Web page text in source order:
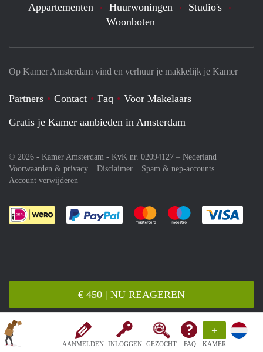
AANMELDEN INLOGGEN GEZOCHT FAQ
+
KAMER
€ 450 | NU REAGEREN
Op Kamer Amsterdam vind en verhuur je makkelijk je Kamer
Partners Contact Faq
Voor Makelaars
Gratis je Kamer aanbieden in Amsterdam
© 2026 - Kamer Amsterdam - KvK nr. 02094127 – Nederland
Voorwaarden & privacy
Disclaimer
Spam & nep-accounts
Account verwijderen
Je rekent gemakkelijk af met Paypal
Je rekent gemakkelijk af met
Je rekent
Appartementen Huurwoningen
Studio's
Woonboten